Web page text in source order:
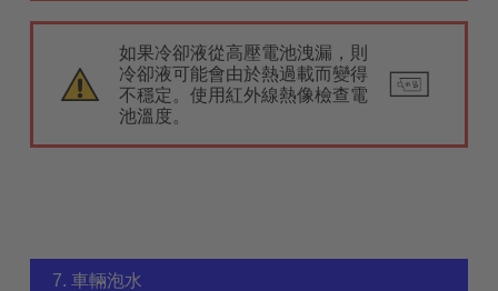
如果冷卻液從高壓電池洩漏，則
冷卻液可能會由於熱過載而變得
不穩定。使用紅外線熱像檢查電
池溫度。
7. 車輛泡水